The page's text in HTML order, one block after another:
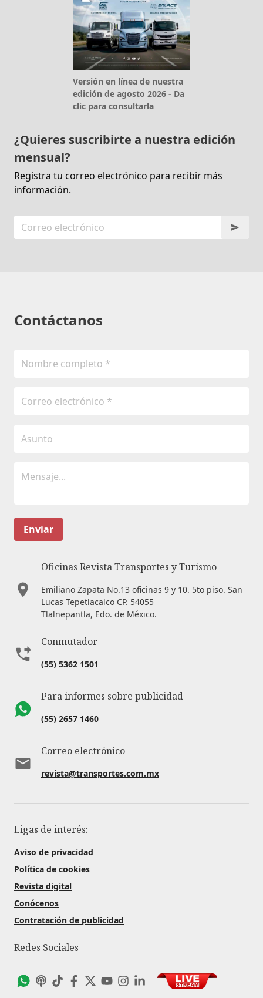
Versión en línea de nuestra
edición de agosto 2026 - Da
clic para consultarla
¿Quieres suscribirte a nuestra edición
mensual?
Registra tu correo electrónico para recibir más
información.
Contáctanos
Enviar
Oficinas Revista Transportes y Turismo
Emiliano Zapata No.13 oficinas 9 y 10. 5to piso. San
Lucas Tepetlacalco CP. 54055
Tlalnepantla, Edo. de México.
Conmutador
(55) 5362 1501
Para informes sobre publicidad
(55) 2657 1460
Correo electrónico
revista@transportes.com.mx
Ligas de interés:
Aviso de privacidad
Política de cookies
Revista digital
Conócenos
Contratación de publicidad
Redes Sociales